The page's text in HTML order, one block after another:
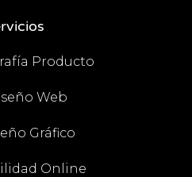
Producto
Web
Gráfico
Online